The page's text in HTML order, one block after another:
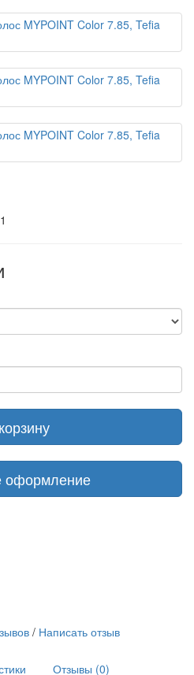
оформление
/ Написать отзыв
Отзывы (0)